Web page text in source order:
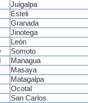
Juigalpa
Esteli
Granada
Jinotega
León
Somoto
Managua
Masaya
Matagalpa
Ocotal
San Carlos